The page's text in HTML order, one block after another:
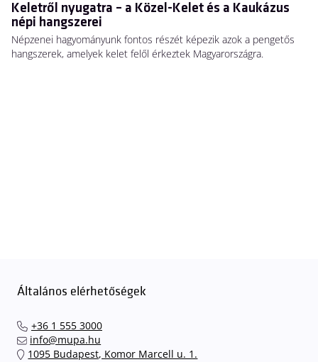
Keletről nyugatra – a Közel-Kelet és a Kaukázus
népi hangszerei
Népzenei hagyományunk fontos részét képezik azok a pengetős
hangszerek, amelyek kelet felől érkeztek Magyarországra.
Általános elérhetőségek
+36 1 555 3000
info@mupa.hu
1095 Budapest, Komor Marcell u. 1.